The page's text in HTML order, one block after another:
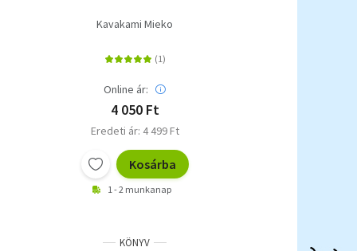
Kavakami Mieko
Online ár:
4 050 Ft
Eredeti ár: 4 499 Ft
Kosárba
1 - 2 munkanap
KÖNYV